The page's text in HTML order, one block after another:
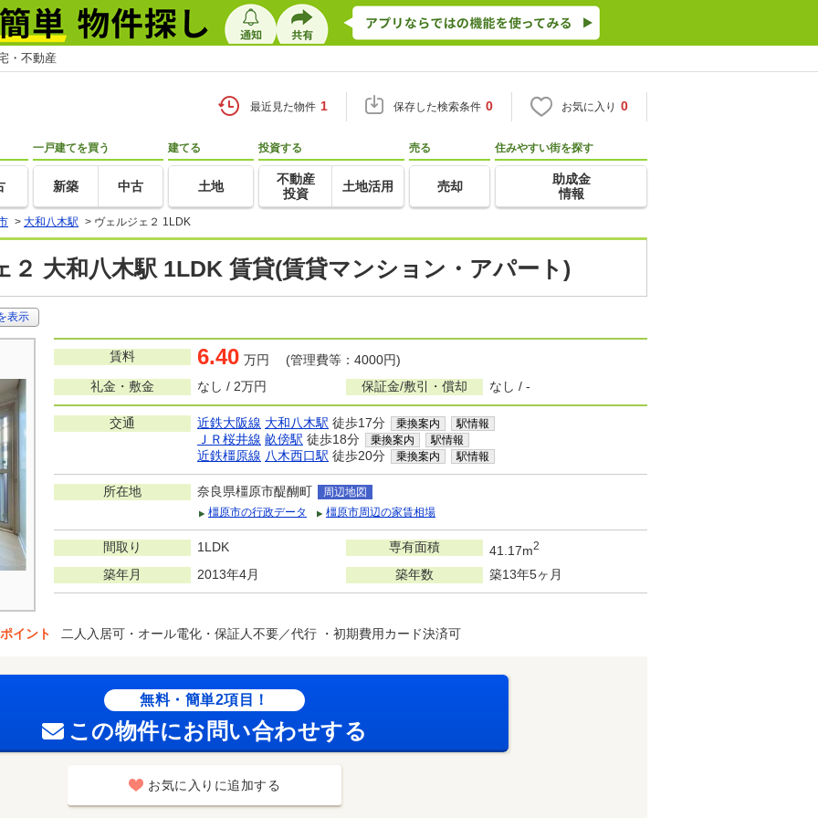
・不動産
最近見た物件 1 保存した検索条件 0 お気に入り 0
一戸建てを買う
新築 中古
建てる
土地
投資する
不動産
投資
土地活用
売る
売却
住みやすい街を探す
助成金
情報
> 大和八木駅 > ヴェルジェ２ 1LDK
２ 大和八木駅 1LDK 賃貸(賃貸マンション・アパート)
表示
賃料 6.40 万円 (管理費等：4000円)
礼金・敷金
なし / 2万円 保証金/敷引・償却 なし / -
交通 近鉄大阪線 大和八木駅 徒歩17分 乗換案内 駅情報
ＪＲ桜井線 畝傍駅 徒歩18分 乗換案内 駅情報
近鉄橿原線 八木西口駅 徒歩20分 乗換案内 駅情報
所在地 奈良県橿原市醍醐町
周辺地図
橿原市の行政データ
橿原市周辺の家賃相場
間取り 1LDK 専有面積 41.17m2
築年月 2013年4月 築年数 築13年5ヶ月
イント 二人入居可・オール電化・保証人不要／代行 ・初期費用カード決済可
無料・簡単2項目！
この物件にお問い合わせする
お気に入りに追加する